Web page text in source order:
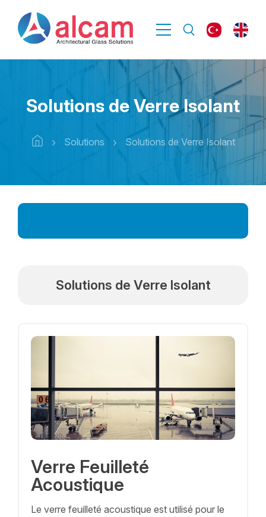
Solutions de Verre Isolant
Solutions Solutions de Verre Isolant
Solutions de Verre Isolant
Verre Feuilleté
Acoustique
Le verre feuilleté acoustique est utilisé pour le